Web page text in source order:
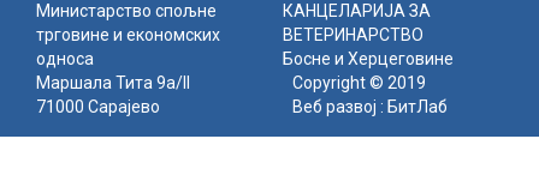
Министарство спољне
трговине и економских
односа
КАНЦЕЛАРИЈА ЗА
ВЕТЕРИНАРСТВО
Босне и Херцеговине
Маршала Тита 9а/II
71000 Сарајево
Copyright © 2019
Веб развој : БитЛаб